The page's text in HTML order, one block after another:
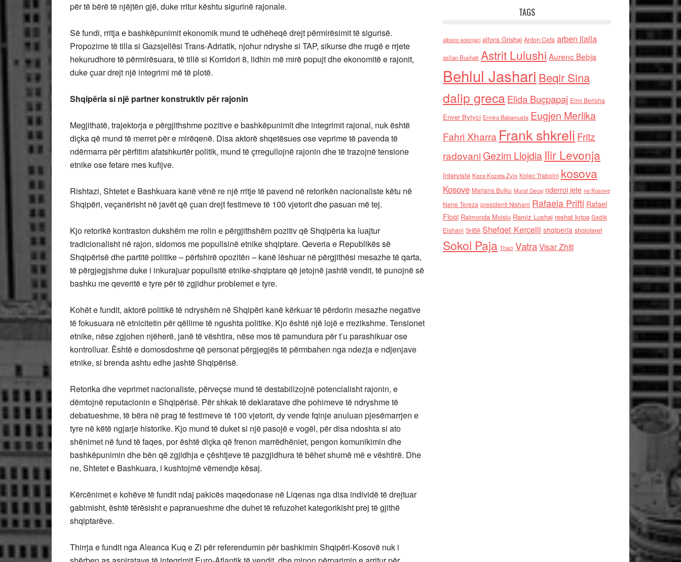
për të bërë të njëjtën gjë, duke rritur kështu sigurinë rajonale.
Së fundi, rritja e bashkëpunimit ekonomik mund të udhëheqë drejt përmirësimit të sigurisë.
Propozime të tilla si Gazsjellësi Trans-Adriatik, njohur ndryshe si TAP, sikurse dhe rrugë e rrjete
hekurudhore të përmirësuara, të tillë si Korridori 8, lidhin më mirë popujt dhe ekonomitë e rajonit,
duke çuar drejt një integrimi më të plotë.
Shqipëria si një partner konstruktiv për rajonin
Megjithatë, trajektorja e përgjithshme pozitive e bashkëpunimit dhe integrimit rajonal, nuk është
diçka që mund të merret për e mirëqenë. Disa aktorë shqetësues ose veprime të pavenda të
ndërmarra për përfitim afatshkurtër politik, mund të çrregullojnë rajonin dhe të trazojnë tensione
etnike ose fetare mes kufijve.
Rishtazi, Shtetet e Bashkuara kanë vënë re një rritje të pavend në retorikën nacionaliste këtu në
Shqipëri, veçanërisht në javët që çuan drejt festimeve të 100 vjetorit dhe pasuan më tej.
Kjo retorikë kontraston dukshëm me rolin e përgjithshëm pozitiv që Shqipëria ka luajtur
tradicionalisht në rajon, sidomos me popullsinë etnike shqiptare. Qeveria e Republikës së
Shqipërisë dhe partitë politike – përfshirë opozitën – kanë lëshuar në përgjithësi mesazhe të qarta,
të përgjegjshme duke i inkurajuar popullsitë etnike-shqiptare që jetojnë jashtë vendit, të punojnë së
bashku me qeveritë e tyre për të zgjidhur problemet e tyre.
Kohët e fundit, aktorë politikë të ndryshëm në Shqipëri kanë kërkuar të përdorin mesazhe negative
të fokusuara në etnicitetin për qëllime të ngushta politike. Kjo është një lojë e rrezikshme. Tensionet
etnike, nëse zgjohen njëherë, janë të vështira, nëse mos të pamundura për t’u parashikuar ose
kontrolluar. Është e domosdoshme që personat përgjegjës të përmbahen nga ndezja e ndjenjave
etnike, si brenda ashtu edhe jashtë Shqipërisë.
Retorika dhe veprimet nacionaliste, përveçse mund të destabilizojnë potencialisht rajonin, e
dëmtojnë reputacionin e Shqipërisë. Për shkak të deklaratave dhe pohimeve të ndryshme të
debatueshme, të bëra në prag të festimeve të 100 vjetorit, dy vende fqinje anuluan pjesëmarrjen e
tyre në këtë ngjarje historike. Kjo mund të duket si një pasojë e vogël, për disa ndoshta si ato
shënimet në fund të faqes, por është diçka që frenon marrëdhëniet, pengon komunikimin dhe
bashkëpunimin dhe bën që zgjidhja e çështjeve të pazgjidhura të bëhet shumë më e vështirë. Dhe
ne, Shtetet e Bashkuara, i kushtojmë vëmendje kësaj.
Kërcënimet e kohëve të fundit ndaj pakicës maqedonase në Liqenas nga disa individë të drejtuar
gabimisht, është tërësisht e papranueshme dhe duhet të refuzohet kategorikisht prej të gjithë
shqiptarëve.
Thirrja e fundit nga Aleanca Kuq e Zi për referendumin për bashkimin Shqipëri-Kosovë nuk i
TAGS
albano kolonjari alfons Grishaj Anton Cefa arben llalla
asllan Bushati Astrit Lulushi Aurenc Bebja
Behlul Jashari Beqir Sina
dalip grecaElida Buçpapaj Elmi Berisha
Enver Bytyci Ermira Babamusta Eugjen Merlika
Fahri Xharra Frank shkreli Fritz
radovaniGezim Llojdia Ilir Levonja
Interviste Keze Kozeta Zylo Kolec Traboini kosova
Kosove Marjana Bulku Murat Gecaj nderroi jete ne Kosove
Nene Tereza presidenti Nishani Rafaela Prifti Rafael
Floqi Raimonda Moisiu Ramiz Lushaj reshat kripa Sadik
Elshani SHBA Shefqet Kercelli shqiperia shqiptaret
Sokol Paja Thaci VatraVisar Zhiti